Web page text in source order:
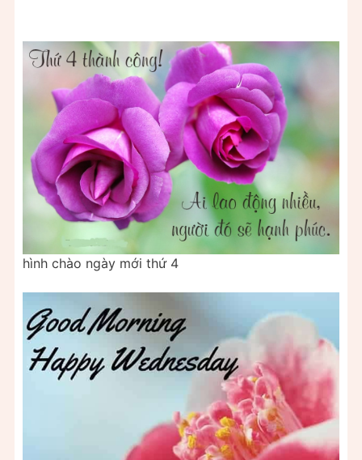
hình chào ngày mới thứ 4